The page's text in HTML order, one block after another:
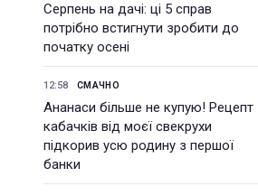
Серпень на дачі: ці 5 справ
потрібно встигнути зробити до
початку осені
12:58 СМАЧНО
Ананаси більше не купую! Рецепт
кабачків від моєї свекрухи
підкорив усю родину з першої
банки